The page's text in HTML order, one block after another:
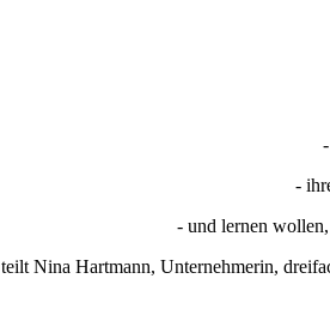
-
- und lernen
teilt Nina Hartmann, Unternehmerin,